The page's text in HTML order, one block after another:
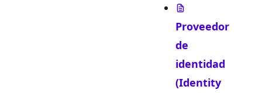
Proveedor
de
identidad
(Identity